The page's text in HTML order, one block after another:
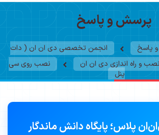
پرسش و پاسخ
پاسخ
انجمن تخصصی دی ان ان ( دات
نصب و راه اندازی دی ان ان
نصب روی سی
پنل
پلاس؛ پایگاه دانش ماندگار